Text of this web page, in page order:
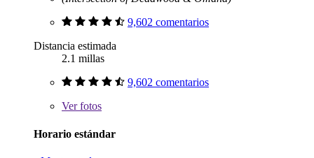
9,602 comentarios
Distancia estimada
2.1 millas
9,602 comentarios
Verfotos
Horario estándar